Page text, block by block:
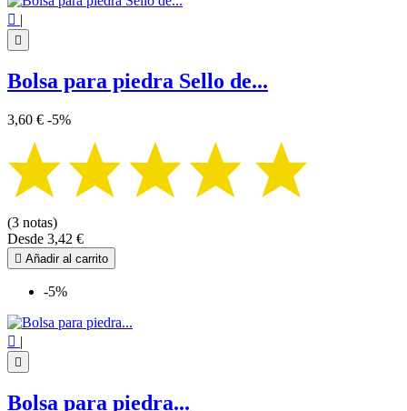
 |

Bolsa para piedra Sello de...
3,60 € -5%
(3 notas)
Desde 3,42 €
 Añadir al carrito
-5%
 |

Bolsa para piedra...